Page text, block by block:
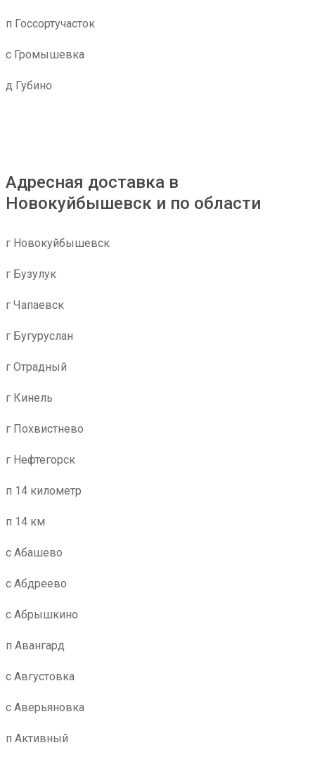
п Госсортучасток
с Громышевка
д Губино
Адресная доставка в
Новокуйбышевск и по области
г Новокуйбышевск
г Бузулук
г Чапаевск
г Бугуруслан
г Отрадный
г Кинель
г Похвистнево
г Нефтегорск
п 14 километр
п 14 км
с Абашево
с Абдреево
с Абрышкино
п Авангард
с Августовка
с Аверьяновка
п Активный